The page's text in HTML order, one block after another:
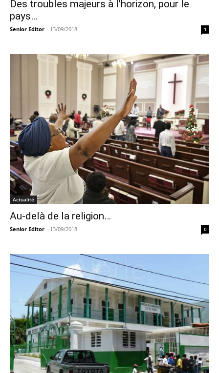
Des troubles majeurs à l’horizon, pour le
pays…
Senior Editor - 13/09/2018 1
Actualité
Au-delà de la religion…
Senior Editor - 13/09/2018 0